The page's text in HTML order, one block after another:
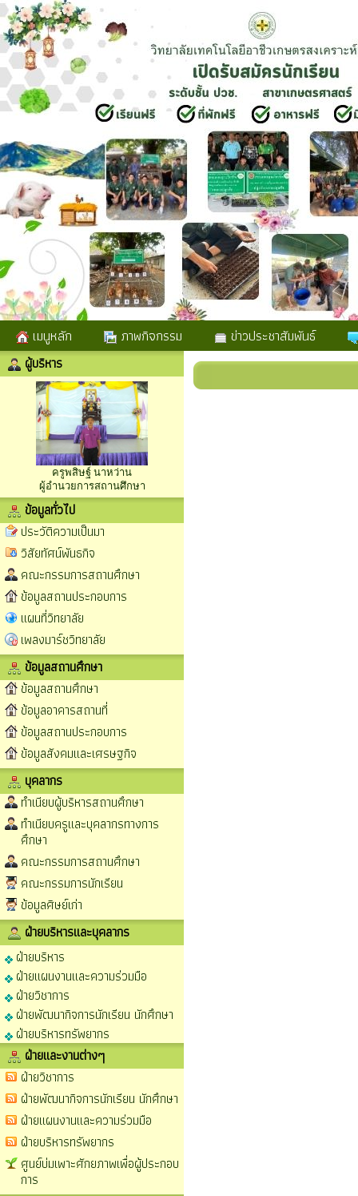
เมนูหลัก ภาพกิจกรรม ข่าวประชาสัมพันธ์
ผู้บริหาร
ครูพสิษฐ์ นาหว่าน
ผู้อำนวยการสถานศึกษา
ข้อมูลทั่วไป
ประวัติความเป็นมา
วิสัยทัศน์พันธกิจ
คณะกรรมการสถานศึกษา
ข้อมูลสถานประกอบการ
แผนที่วิทยาลัย
เพลงมาร์ชวิทยาลัย
ข้อมูลสถานศึกษา
ข้อมูลสถานศึกษา
ข้อมูลอาคารสถานที่
ข้อมูลสถานประกอบการ
ข้อมูลสังคมและเศรษฐกิจ
บุคลากร
ทำเนียบผู้บริหารสถานศึกษา
ทำเนียบครูและบุคลากรทางการ
ศึกษา
คณะกรรมการสถานศึกษา
คณะกรรมการนักเรียน
ข้อมูลศิษย์เก่า
ฝ่ายบริหารและบุคลากร
ฝ่ายบริหาร
ฝ่ายแผนงานและความร่วมมือ
ฝ่ายวิชาการ
ฝ่ายพัฒนากิจการนักเรียน นักศึกษา
ฝ่ายบริหารทรัพยากร
ฝ่ายและงานต่างๆ
ฝ่ายวิชาการ
ฝ่ายพัฒนากิจการนักเรียน นักศึกษา
ฝ่ายแผนงานและความร่วมมือ
ฝ่ายบริหารทรัพยากร
ศูนย์บ่มเพาะศักยภาพเพื่อผู้ประกอบ
การ